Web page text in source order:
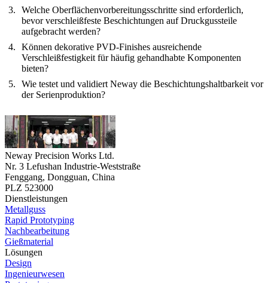
Welche Oberflächenvorbereitungsschritte sind erforderlich,
bevor verschleißfeste Beschichtungen auf Druckgussteile
aufgebracht werden?
Können dekorative PVD-Finishes ausreichende
Verschleißfestigkeit für häufig gehandhabte Komponenten
bieten?
Wie testet und validiert Neway die Beschichtungshaltbarkeit vor
der Serienproduktion?
Neway Precision Works Ltd.
Nr. 3 Lefushan Industrie-Weststraße
Fenggang, Dongguan, China
PLZ 523000
Dienstleistungen
Metallguss
Rapid Prototyping
Nachbearbeitung
Gießmaterial
Lösungen
Design
Ingenieurwesen